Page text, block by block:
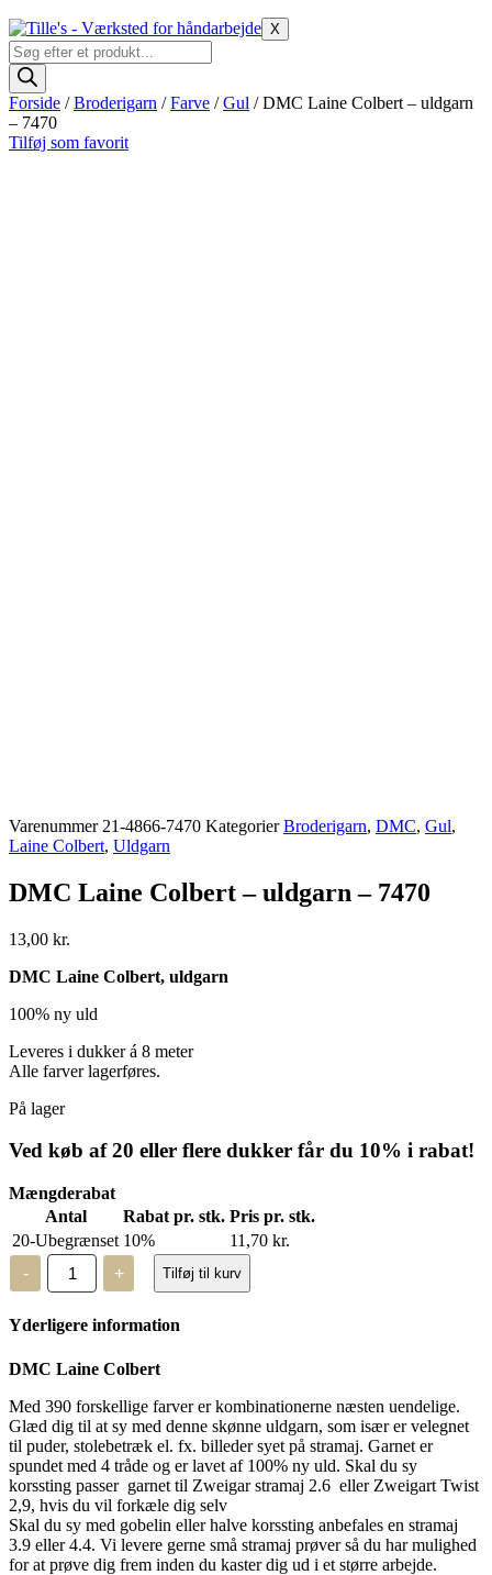
X
Products
search
Forside /Broderigarn /Farve /Gul / DMC Laine Colbert – uldgarn
– 7470
Tilføj som favorit
Varenummer 21-4866-7470 Kategorier Broderigarn, DMC, Gul,
Laine Colbert, Uldgarn
DMC Laine Colbert – uldgarn – 7470
13,00 kr.
DMC Laine Colbert, uldgarn
100% ny uld
Leveres i dukker á 8 meter
Alle farver lagerføres.
På lager
Ved køb af 20 eller flere dukker får du 10% i rabat!
Mængderabat
Antal
Rabat pr. stk. Pris pr. stk.
20-Ubegrænset 10% 11,70 kr.
-
DMC
Laine
Colbert
uldgarn
7470
+ Tilføj til kurv
Yderligere information
DMC Laine Colbert
Med 390 forskellige farver er kombinationerne næsten uendelige.
Glæd dig til at sy med denne skønne uldgarn, som især er velegnet
til puder, stolebetræk el. fx. billeder syet på stramaj. Garnet er
spundet med 4 tråde og er lavet af 100% ny uld. Skal du sy
korssting passer garnet til Zweigar stramaj 2.6 eller Zweigart Twist
2,9, hvis du vil forkæle dig selv
Skal du sy med gobelin eller halve korssting anbefales en stramaj
3.9 eller 4.4. Vi levere gerne små stramaj prøver så du har mulighed
for at prøve dig frem inden du kaster dig ud i et større arbejde.